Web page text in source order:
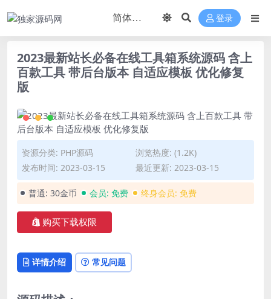
登录
2023最新站长必备在线工具箱系统源码 含上
百款工具 带后台版本 自适应模板 优化修复
版
资源分类: PHP源码
浏览热度: (1.2K)
发布时间: 2023-03-15
最近更新: 2023-03-15
普通: 30金币 会员: 免费 终身会员: 免费
购买下载权限
详情介绍 常见问题